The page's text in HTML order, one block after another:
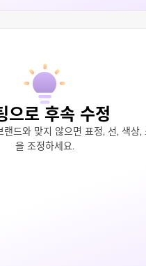
으로 후속 수정
랜드와 맞지 않으면 표정, 선, 색상,
을 조정하세요.